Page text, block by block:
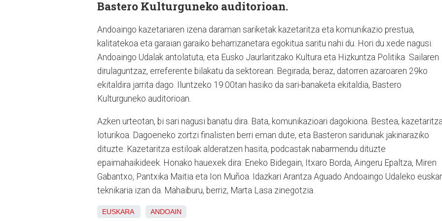
Bastero Kulturguneko auditorioan.
Andoaingo kazetariaren izena daraman sariketak kazetaritza eta komunikazio prestua,
kalitatekoa eta garaian garaiko beharrizanetara egokitua saritu nahi du. Hori du xede nagusi.
Andoaingo Udalak antolatuta, eta Eusko Jaurlaritzako Kultura eta Hizkuntza Politika Sailaren
dirulaguntzaz, erreferente bilakatu da sektorean. Begirada, beraz, datorren azaroaren 29ko
ekitaldira jarrita dago. Iluntzeko 19:00tan hasiko da sari-banaketa ekitaldia, Bastero
Kulturguneko auditorioan.
Azken urteotan, bi sari nagusi banatu dira. Bata, komunikazioari dagokiona. Bestea,
loturikoa. Dagoeneko zortzi finalisten berri eman dute, eta Basteron saridunak jakinaraziko
dituzte. Kazetaritza estiloak alderatzen hasita, podcastak nabarmendu dituzte
epaimahaikideek. Honako hauexek dira: Eneko Bidegain, Itxaro Borda, Aingeru Epaltza, Miren
Gabantxo, Pantxika Maitia eta Ion Muñoa. Idazkari Arantza Aguado Andoaingo Udaleko
teknikaria izan da. Mahaiburu, berriz, Marta Lasa zinegotzia.
EUSKARA ANDOAIN